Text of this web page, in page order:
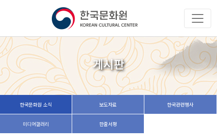
게시판
한국문화원 소식 보도자료 한국관련행사
미디어갤러리 한줄서평